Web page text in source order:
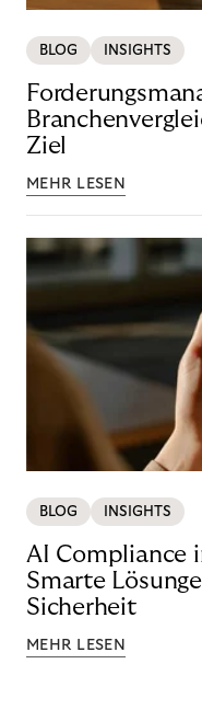
BLOG INSIGHTS
Ziel
MEHR LESEN
BLOG INSIGHTS
AI Compliance
Smarte
Sicherheit
MEHR LESEN